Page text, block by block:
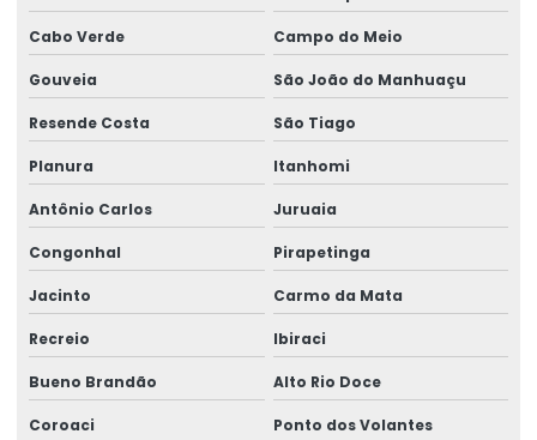
Cabo Verde Campo do Meio
Gouveia São João do Manhuaçu
Resende Costa São Tiago
Planura Itanhomi
Antônio Carlos Juruaia
Congonhal Pirapetinga
Jacinto Carmo da Mata
Recreio Ibiraci
Bueno Brandão Alto Rio Doce
Coroaci Ponto dos Volantes